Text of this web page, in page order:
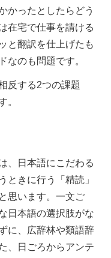
かったとしたらどう
在宅で仕事を請ける
と翻訳を仕上げたも
なのも問題です。
反する2つの課題
。
、日本語にこだわる
ときに行う「精読」
思います。一文ご
日本語の選択肢がな
に、広辞林や類語辞
、日ごろからアンテ